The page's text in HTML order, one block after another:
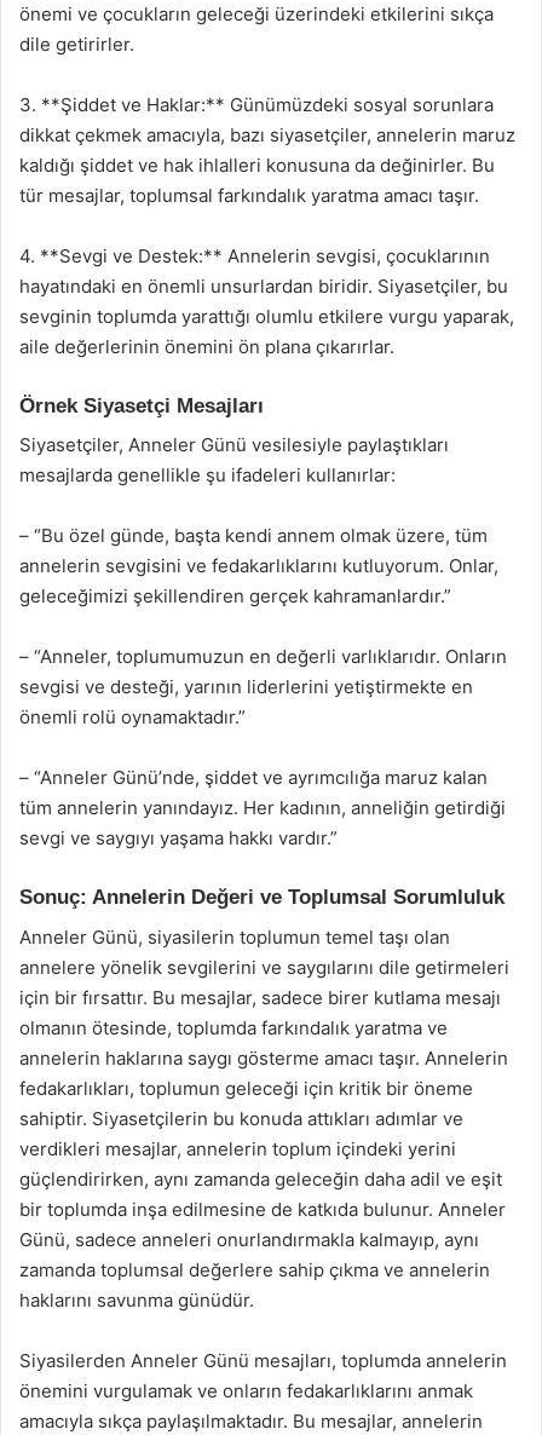
önemi ve çocukların geleceği üzerindeki etkilerini sıkça
dile getirirler.
3. **Şiddet ve Haklar:** Günümüzdeki sosyal sorunlara
dikkat çekmek amacıyla, bazı siyasetçiler, annelerin maruz
kaldığı şiddet ve hak ihlalleri konusuna da değinirler. Bu
tür mesajlar, toplumsal farkındalık yaratma amacı taşır.
4. **Sevgi ve Destek:** Annelerin sevgisi, çocuklarının
hayatındaki en önemli unsurlardan biridir. Siyasetçiler, bu
sevginin toplumda yarattığı olumlu etkilere vurgu yaparak,
aile değerlerinin önemini ön plana çıkarırlar.
Örnek Siyasetçi Mesajları
Siyasetçiler, Anneler Günü vesilesiyle paylaştıkları
mesajlarda genellikle şu ifadeleri kullanırlar:
– “Bu özel günde, başta kendi annem olmak üzere, tüm
annelerin sevgisini ve fedakarlıklarını kutluyorum. Onlar,
geleceğimizi şekillendiren gerçek kahramanlardır.”
– “Anneler, toplumumuzun en değerli varlıklarıdır. Onların
sevgisi ve desteği, yarının liderlerini yetiştirmekte en
önemli rolü oynamaktadır.”
– “Anneler Günü’nde, şiddet ve ayrımcılığa maruz kalan
tüm annelerin yanındayız. Her kadının, anneliğin getirdiği
sevgi ve saygıyı yaşama hakkı vardır.”
Sonuç: Annelerin Değeri ve Toplumsal Sorumluluk
Anneler Günü, siyasilerin toplumun temel taşı olan
annelere yönelik sevgilerini ve saygılarını dile getirmeleri
için bir fırsattır. Bu mesajlar, sadece birer kutlama mesajı
olmanın ötesinde, toplumda farkındalık yaratma ve
annelerin haklarına saygı gösterme amacı taşır. Annelerin
fedakarlıkları, toplumun geleceği için kritik bir öneme
sahiptir. Siyasetçilerin bu konuda attıkları adımlar ve
verdikleri mesajlar, annelerin toplum içindeki yerini
güçlendirirken, aynı zamanda geleceğin daha adil ve eşit
bir toplumda inşa edilmesine de katkıda bulunur. Anneler
Günü, sadece anneleri onurlandırmakla kalmayıp, aynı
zamanda toplumsal değerlere sahip çıkma ve annelerin
haklarını savunma günüdür.
Siyasilerden Anneler Günü mesajları, toplumda annelerin
önemini vurgulamak ve onların fedakarlıklarını anmak
amacıyla sıkça paylaşılmaktadır. Bu mesajlar, annelerin